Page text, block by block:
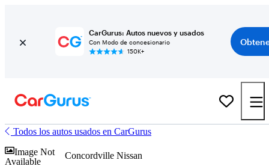
CarGurus: Autos nuevos y usados
Con Modo de concesionario
150K+
Todos los autos usados en CarGurus
Image Not
Available
Concordville Nissan